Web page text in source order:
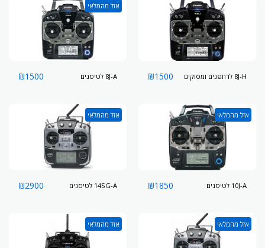
8J-H לרחפנים ומסוקים ₪1500
אזל מהמלאי
8J-A לטיסנים ₪1500
אזל מהמלאי
10J-A לטיסנים ₪1850
אזל מהמלאי
14SG-A לטיסנים ₪2900
אזל מהמלאי אזל מהמלאי